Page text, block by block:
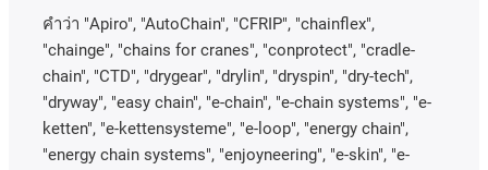
คําว่า "Apiro", "AutoChain", "CFRIP", "chainflex",
"chainge", "chains for cranes", "conprotect", "cradle-
chain", "CTD", "drygear", "drylin", "dryspin", "dry-tech",
"dryway", "easy chain", "e-chain", "e-chain systems", "e-
ketten", "e-kettensysteme", "e-loop", "energy chain",
"energy chain systems", "enjoyneering", "e-skin", "e-